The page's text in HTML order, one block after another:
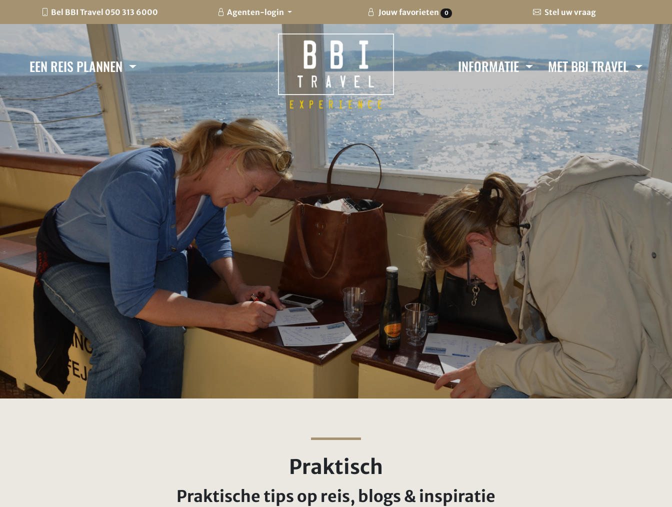
Bel BBI Travel 050 313 6000 Agenten-login Jouw favorieten 0 Stel uw vraag
EEN REIS PLANNEN INFORMATIE MET BBI TRAVEL
Praktisch
Praktische tips op reis, blogs & inspiratie